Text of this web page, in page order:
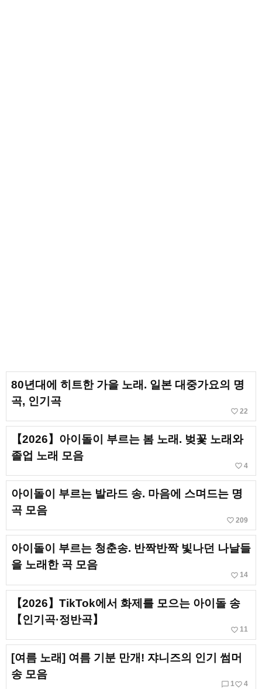
80년대에 히트한 가을 노래. 일본 대중가요의 명
곡, 인기곡
favorite_border 22
【2026】아이돌이 부르는 봄 노래. 벚꽃 노래와
졸업 노래 모음
favorite_border 4
아이돌이 부르는 발라드 송. 마음에 스며드는 명
곡 모음
favorite_border 209
아이돌이 부르는 청춘송. 반짝반짝 빛나던 나날들
을 노래한 곡 모음
favorite_border 14
【2026】TikTok에서 화제를 모으는 아이돌 송
【인기곡·정반곡】
favorite_border 11
[여름 노래] 여름 기분 만개! 쟈니즈의 인기 썸머
송 모음
chat_bubble_outline 1favorite_border 4